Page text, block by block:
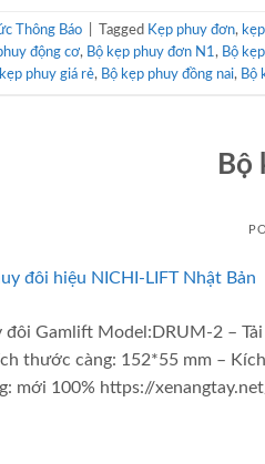
Thông Báo Tagged Kẹp phuy đơn,
động cơ, Bộ kẹp phuy đơn N1 , Bộ
phuy giá rẻ, Bộ kẹp phuy đồng nai, Bộ
Bộ
đôi Gamlift Model:DRUM-2 –
thước càng: 152*55 mm –
mới 100% https://